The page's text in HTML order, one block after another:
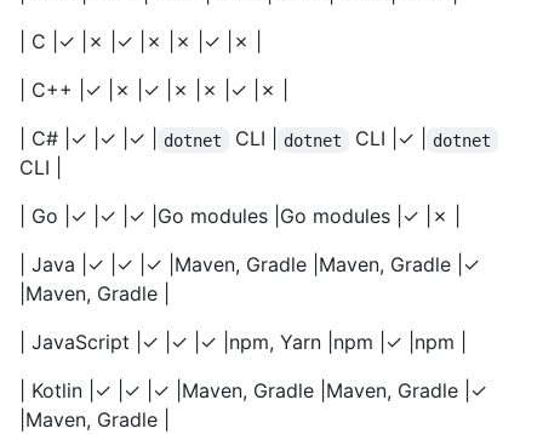
| C |✓ |✗ |✓ |✗ |✗ |✓ |✗ |
| C++ |✓ |✗ |✓ |✗ |✗ |✓ |✗ |
| C# |✓ |✓ |✓ |
dotnet CLI | dotnet CLI |✓ | dotnet
CLI |
| Go |✓ |✓ |✓ |Go modules |Go modules |✓ |✗ |
| Java |✓ |✓ |✓ |Maven, Gradle |Maven, Gradle |✓
|Maven, Gradle |
| JavaScript |✓ |✓ |✓ |npm, Yarn |npm |✓ |npm |
| Kotlin |✓ |✓ |✓ |Maven, Gradle |Maven, Gradle |✓
|Maven, Gradle |